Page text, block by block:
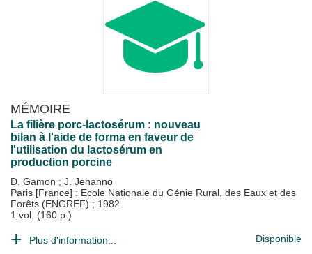
MÉMOIRE
La filière porc-lactosérum : nouveau
bilan à l'aide de forma en faveur de
l'utilisation du lactosérum en
production porcine
D. Gamon ; J. Jehanno
Paris [France] : Ecole Nationale du Génie Rural, des Eaux et des
Forêts (ENGREF) ; 1982
1 vol. (160 p.)
Plus d'information... Disponible